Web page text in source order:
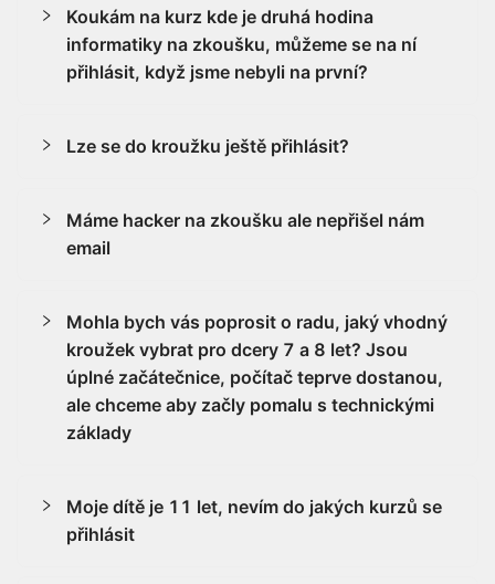
Koukám na kurz kde je druhá hodina
informatiky na zkoušku, můžeme se na ní
přihlásit, když jsme nebyli na první?
Lze se do kroužku ještě přihlásit?
Máme hacker na zkoušku ale nepřišel nám
email
Mohla bych vás poprosit o radu, jaký vhodný
kroužek vybrat pro dcery 7 a 8 let? Jsou
úplné začátečnice, počítač teprve dostanou,
ale chceme aby začly pomalu s technickými
základy
Moje dítě je 11 let, nevím do jakých kurzů se
přihlásit